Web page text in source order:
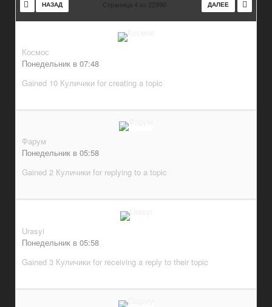
НАЗАД ДАЛЕЕ
Страница 4 из 22990
Космос
Понедельник в 07:48
Gained 10 Куличики for creating a topic
Фарум
Понедельник в 05:58
Gained 2 Куличики for replying to a topic
Urasyi
Понедельник в 05:58
Gained 3 Куличики for receiving a reply to their topic